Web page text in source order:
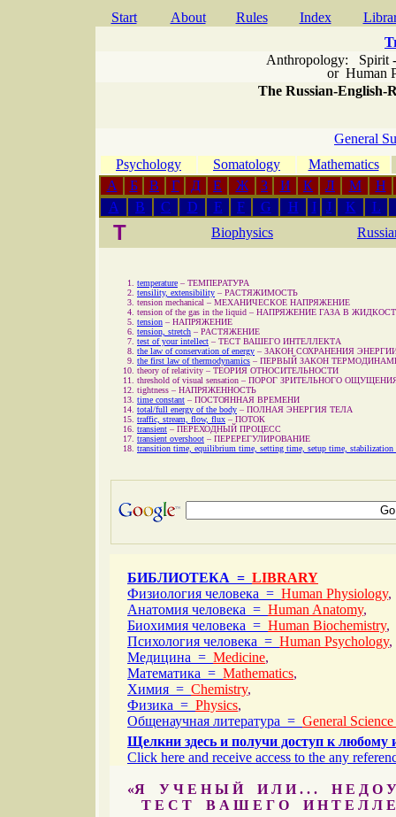
Start About Rules Index
Anthropology: Spirit
or Human
The Russian-English-
General
Psychology
Somatology
Mathematics
А
Б В Г Д Е Ж З И К Л М
Н
A
B C D E F G H I J K L
T Biophysics
temperature – ТЕМПЕРАТУРА
tensility, extensibility – РАСТЯЖИМОСТЬ
tension mechanical – МЕХАНИЧЕСКОЕ НАПРЯЖЕНИЕ
tension of the gas in the liquid – НАПРЯЖЕНИЕ ГАЗА В
tension – НАПРЯЖЕНИЕ
tension, stretch – РАСТЯЖЕНИЕ
test of your intellect – ТЕСТ ВАШЕГО ИНТЕЛЛЕКТА
the law of conservation of energy – ЗАКОН СОХРАНЕНИЯ
the first law of thermodynamics – ПЕРВЫЙ ЗАКОН
theory of relativity – ТЕОРИЯ ОТНОСИТЕЛЬНОСТИ
threshold of visual sensation – ПОРОГ ЗРИТЕЛЬНОГО
tightness – НАПРЯЖЕННОСТЬ
time constant – ПОСТОЯННАЯ ВРЕМЕНИ
total/full energy of the body – ПОЛНАЯ ЭНЕРГИЯ ТЕЛА
traffic, stream, flow, flux – ПОТОК
transient – ПЕРЕХОДНЫЙ ПРОЦЕСС
transient overshoot – ПЕРЕРЕГУЛИРОВАНИЕ
transition time, equilibrium time, setting time, setup time, stabilization
БИБЛИОТЕКА = LIBRARY
Физиология человека = Human Physiology,
Анатомия человека = Human Anatomy,
Биохимия человека = Human Biochemistry,
Психология человека = Human Psychology,
Медицина = Medicine,
Математика = Mathematics,
Химия = Chemistry,
Физика = Physics,
Общенаучная литература = General
Щелкни здесь и получи доступ к любому
Click here and receive access to the any
«Я У Ч Е Н Ы Й И Л И . . . Н Е Д О У
Т Е С Т В А Ш Е Г О И Н Т Е Л Л Е